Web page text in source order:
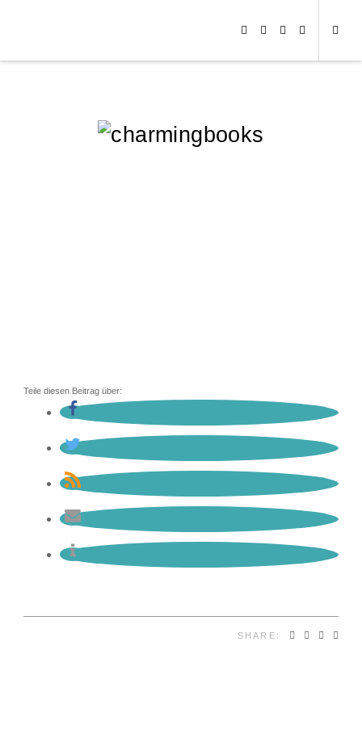
Teile diesen Beitrag über:
SHARE: